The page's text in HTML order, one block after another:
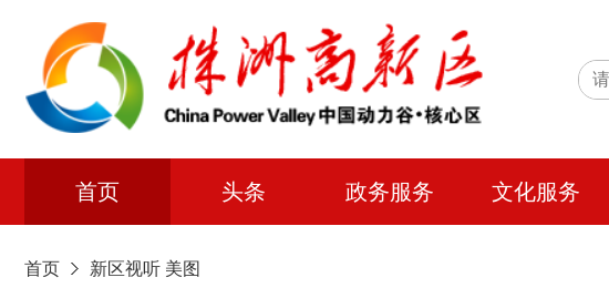
首页 头条 政务服务 文化服务
首页 新区视听 美图